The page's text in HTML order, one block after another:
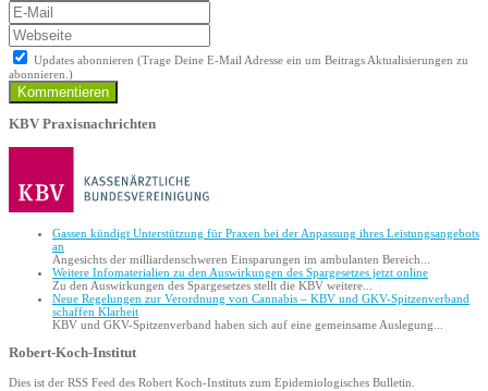
Updates abonnieren (Trage Deine E-Mail Adresse ein um Beitrags Aktualisierungen zu
abonnieren.)
Kommentieren
KBV Praxisnachrichten
Gassen kündigt Unterstützung für Praxen bei der Anpassung ihres Leistungsangebots
an
Angesichts der milliardenschweren Einsparungen im ambulanten Bereich...
Weitere Infomaterialien zu den Auswirkungen des Spargesetzes jetzt online
Zu den Auswirkungen des Spargesetzes stellt die KBV weitere...
Neue Regelungen zur Verordnung von Cannabis – KBV und GKV-Spitzenverband
schaffen Klarheit
KBV und GKV-Spitzenverband haben sich auf eine gemeinsame Auslegung...
Robert-Koch-Institut
Dies ist der RSS Feed des Robert Koch-Instituts zum Epidemiologisches Bulletin.